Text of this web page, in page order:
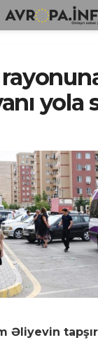
yola
Əliyevin